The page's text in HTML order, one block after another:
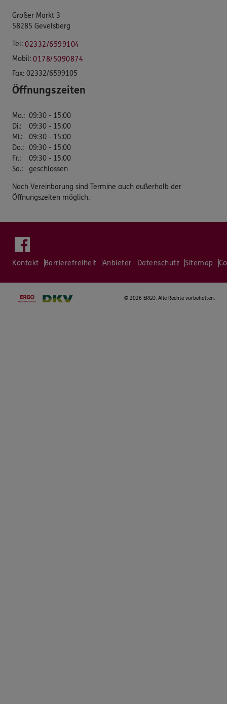
Großer Markt 3
58285 Gevelsberg
Tel: 02332/6599104
Mobil: 0178/5090874
Fax: 02332/6599105
Öffnungszeiten
Mo.: 09:30 - 15:00
Di.:
09:30 - 15:00
Mi.:
09:30 - 15:00
Do.: 09:30 - 15:00
Fr.:
09:30 - 15:00
Sa.: geschlossen
Nach Vereinbarung sind Termine auch außerhalb der
Öffnungszeiten möglich.
Kontakt Barrierefreiheit Anbieter Datenschutz Sitemap
© 2026 ERGO. Alle Rechte vorbehalten.